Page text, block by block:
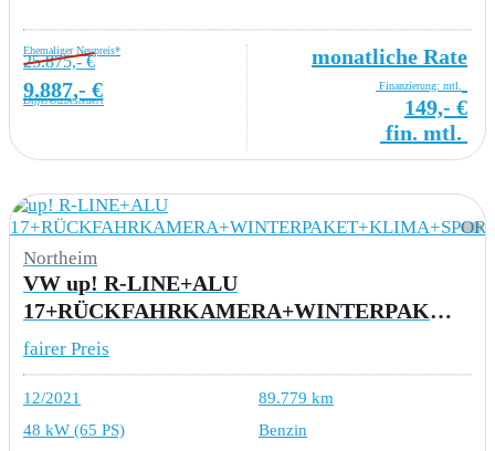
Ehemaliger Neupreis*
25.875,- €
9.887,- €
Differenzbesteuert
monatliche Rate
Finanzierung: mtl.
149,- €
fin. mtl.
Northeim
VW up! R-LINE+ALU
17+RÜCKFAHRKAMERA+WINTERPAKET+KLIMA+SPORTFAHRWERK+EINPARKHILF
fairer Preis
12/2021
89.779 km
48 kW (65 PS)
Benzin